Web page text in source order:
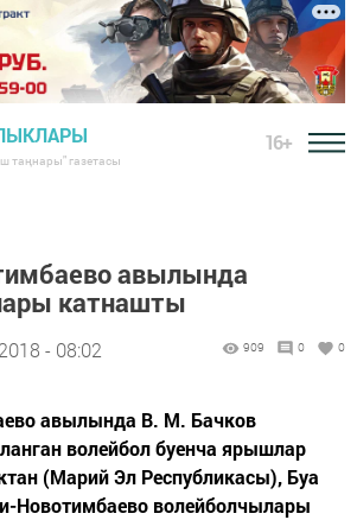
таңнары" газетасы
16+
авылында
катнашты
- 08:02 909 0 0
авылында В. М. Бачков
волейбол буенча ярышлар
(Марий Эл Республикасы), Буа
Новотимбаево волейболчылары